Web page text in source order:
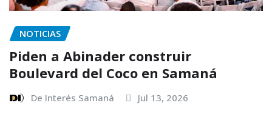
NOTICIAS
Piden a Abinader construir
Boulevard del Coco en Samaná
De Interés Samaná Jul 13, 2026